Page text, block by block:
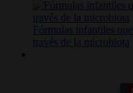
Fórmulas infantiles
través de la microbiota